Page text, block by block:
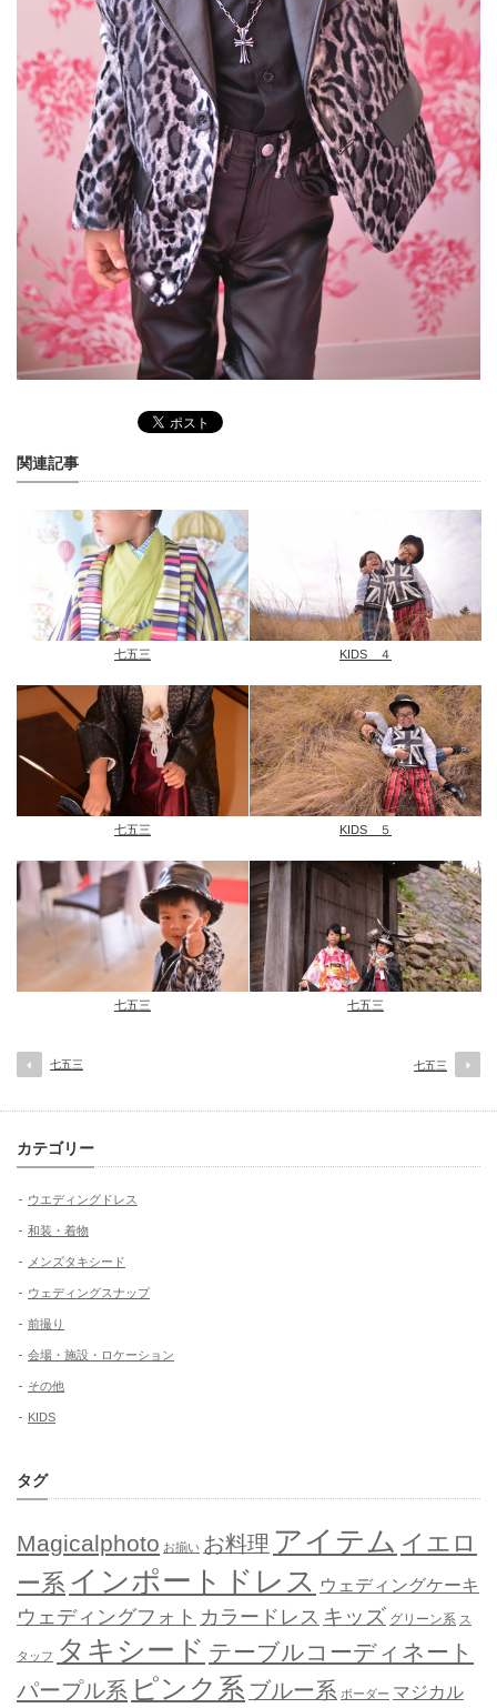
関連記事
七五三 KIDS ４
七五三 KIDS ５
七五三 七五三
七五三 七五三
カテゴリー
ウエディングドレス
和装・着物
メンズタキシード
ウェディングスナップ
前撮り
会場・施設・ロケーション
その他
KIDS
タグ
Magicalphoto お揃い お料理 アイテム イエロ
ー系 インポートドレス ウェディングケーキ
ウェディングフォト カラードレス キッズ グリーン系 ス
タッフ タキシード テーブルコーディネート
パープル系 ピンク系 ブルー系 ボーダー マジカル